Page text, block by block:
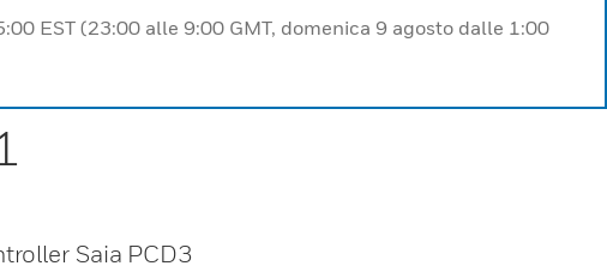
EST (23:00 alle 9:00 GMT, domenica 9 agosto dalle 1:00
Saia PCD3